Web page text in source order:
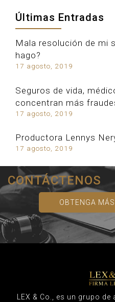
Últimas Entradas
Mala resolución de mi
hago?
17 agosto, 2019
Seguros de vida,
concentran más
17 agosto, 2019
Productora Lennys
17 agosto, 2019
CONTÁCTENOS
OBTENGA
LEX & Co., es un grupo